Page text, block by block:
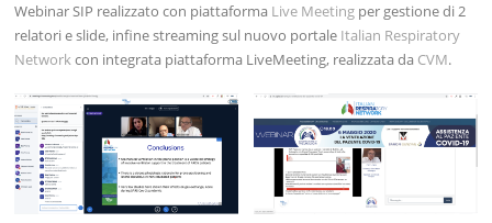
Webinar SIP realizzato con piattaforma Live Meeting per gestione di 2
relatori e slide, infine streaming sul nuovo portale Italian Respiratory
Networkcon integrata piattaforma LiveMeeting, realizzata da CVM.